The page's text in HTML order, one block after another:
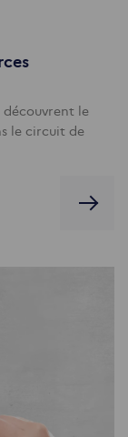
découvrent le
le circuit de